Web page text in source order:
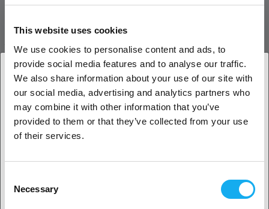
This website uses cookies
We use cookies to personalise content and ads, to
provide social media features and to analyse our traffic.
We also share information about your use of our site with
our social media, advertising and analytics partners who
may combine it with other information that you’ve
provided to them or that they’ve collected from your use
of their services.
Selection
Necessary
Herstellerinformationen
5015 Blower Fan for Sermoon D3 Pro
BEWERTUNGEN
FRAGEN ZUM PRODUKT?
1. Sind Sie Geschäftskunde oder Privatkunde?
Geschäftskunde
Privatkunde